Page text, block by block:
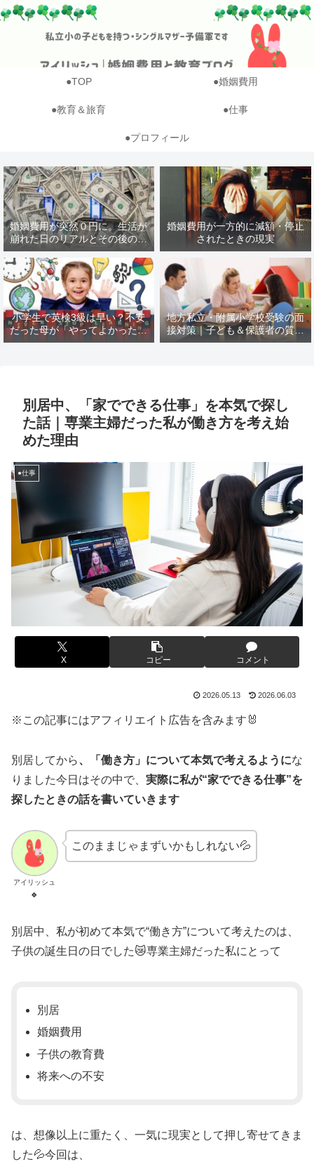
●TOP ●婚姻費用
●教育＆旅育 ●仕事
●プロフィール
婚姻費用が突然０円に。生活が
崩れた日のリアルとその後のや
りくり【体験談】
婚姻費用が一方的に減額・停止
されたときの現実
小学生で英検3級は早い？不安
だった母が「やってよかった」
と思えた理由
地方私立・附属小学校受験の面
接対策｜子ども＆保護者の質問
例と模範回答【塾なし→2ヶ月
別居中、「家でできる仕事」を本気で探し
た話｜専業主婦だった私が働き方を考え始
めた理由
●仕事
X コピー コメント
2026.05.13 2026.06.03
※この記事にはアフィリエイト広告を含みます🐰
別居してから、「働き方」について本気で考えるようにな
りました今日はその中で、 実際に私が“家でできる仕事”を
探したときの話を書いていきます
アイリッシュ
🍀
このままじゃまずいかもしれない💦
別居中、私が初めて本気で“働き方”について考えたのは、
子供の誕生日の日でした😿専業主婦だった私にとって
別居
婚姻費用
子供の教育費
将来への不安
は、想像以上に重たく、一気に現実として押し寄せてきま
した💦今回は、